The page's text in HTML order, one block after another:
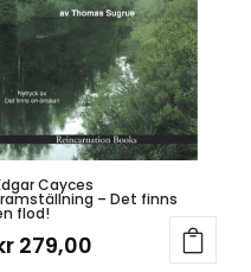
Cayces
– Det finns
flod!
279,00